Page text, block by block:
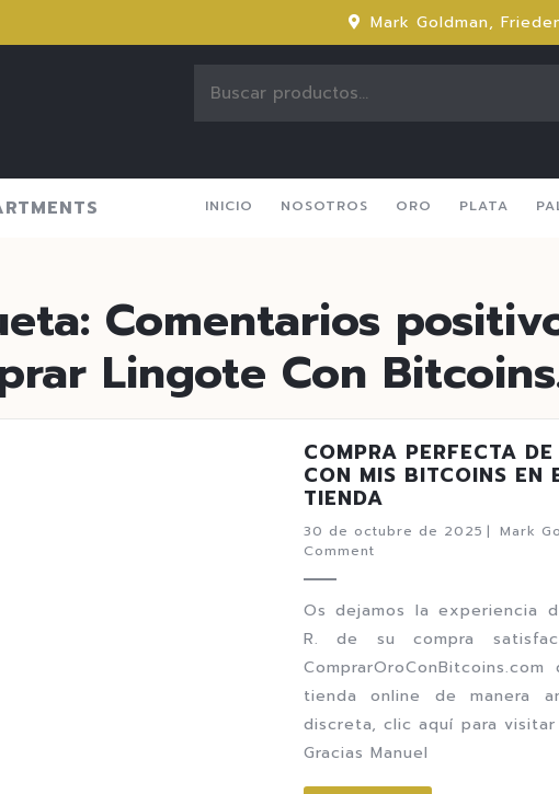
Mark Goldman,
INICIO NOSOTROS ORO PLATA
Comentarios
Lingote Con
COMPRA PERFECTA
CON MIS BITCOINS EN
TIENDA
30 de octubre de 2025 | Mark
Comment
Os dejamos la experiencia
R. de su compra
ComprarOroConBitcoins.com
tienda online de manera
discreta, clic aquí para
Gracias Manuel